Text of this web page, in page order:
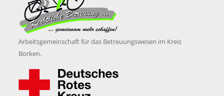
Arbeitsgemeinschaft für das Betreuungswesen im Kreis
Borken.